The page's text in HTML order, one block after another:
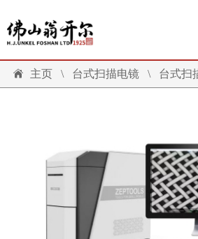
主页 \ 台式扫描电镜 \ 台式扫